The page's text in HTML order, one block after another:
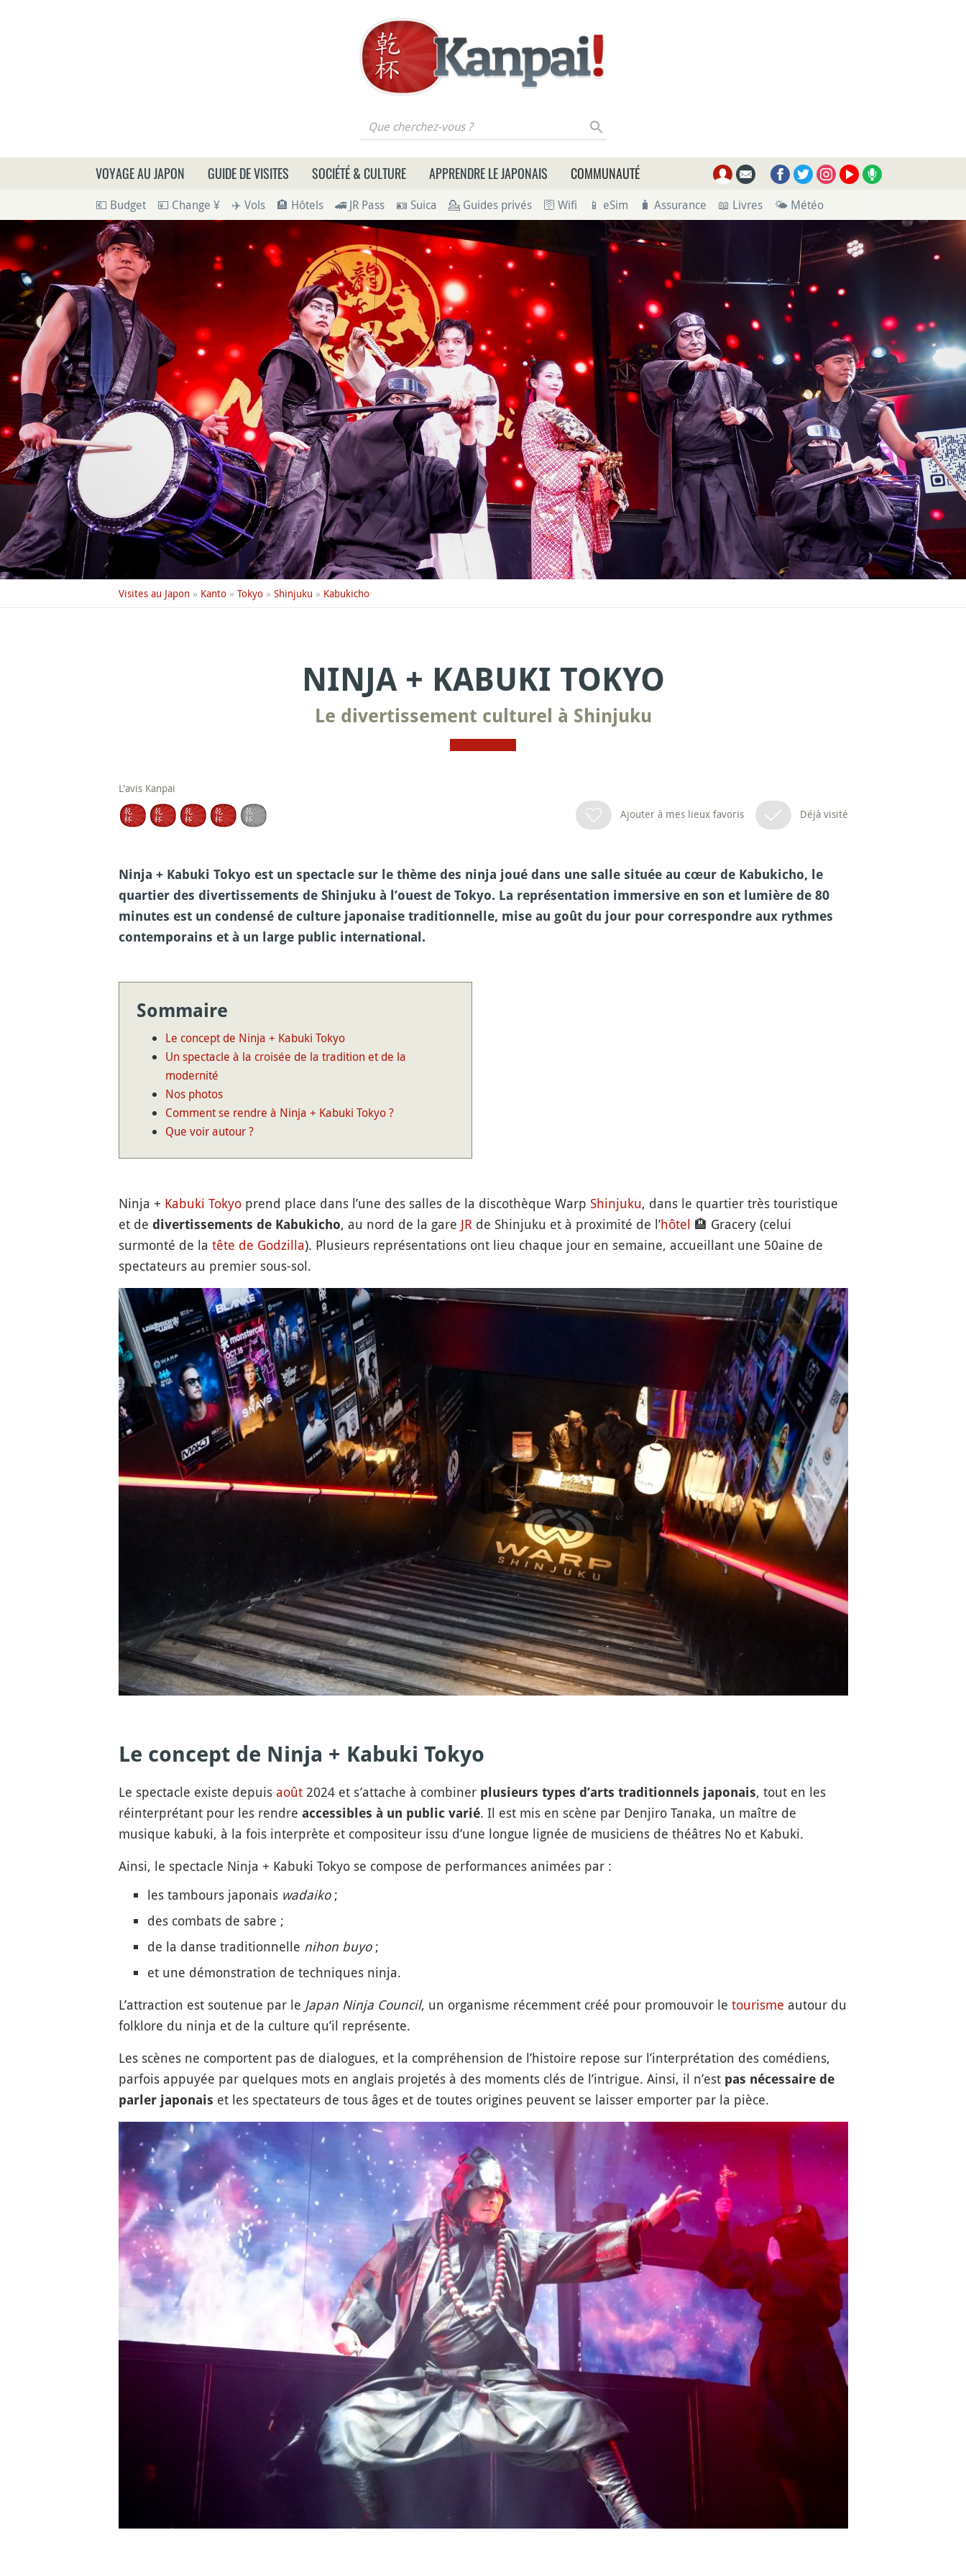
Que cherchez-vous ?
VOYAGE AU JAPON GUIDE DE VISITES SOCIÉTÉ & CULTURE APPRENDRE LE JAPONAIS COMMUNAUTÉ
💶 Budget 💴 Change ¥ ✈️ Vols 🏨 Hôtels 🚄 JR Pass 🪪 Suica 💁 Guides privés 🛜 Wifi 📱 eSim 🧳 Assurance 📖 Livres 🌤 Météo
Visites au Japon» Kanto» Tokyo» Shinjuku » Kabukicho
NINJA + KABUKI TOKYO
Le divertissement culturel à Shinjuku
L'avis Kanpai
Ajouter à mes lieux favoris
Déjà visité
Ninja + Kabuki Tokyo est un spectacle sur le thème des ninja joué dans une salle située au cœur de Kabukicho, le
quartier des divertissements de Shinjuku à l’ouest de Tokyo. La représentation immersive en son et lumière de 80
minutes est un condensé de culture japonaise traditionnelle, mise au goût du jour pour correspondre aux rythmes
contemporains et à un large public international.
Sommaire
Le concept de Ninja + Kabuki Tokyo
Un spectacle à la croisée de la tradition et de la
modernité
Nos photos
Comment se rendre à Ninja + Kabuki Tokyo ?
Que voir autour ?
Ninja + Kabuki Tokyoprend place dans l’une des salles de la discothèque Warp Shinjuku, dans le quartier très touristique
et de divertissements de Kabukicho, au nord de la gare JRde Shinjuku et à proximité de l’hôtel 🏨 Gracery (celui
surmonté de la tête de Godzilla). Plusieurs représentations ont lieu chaque jour en semaine, accueillant une 50aine de
spectateurs au premier sous-sol.
Le concept de Ninja + Kabuki Tokyo
Le spectacle existe depuis août2024 et s’attache à combiner plusieurs types d’arts traditionnels japonais, tout en les
réinterprétant pour les rendre accessibles à un public varié. Il est mis en scène par Denjiro Tanaka, un maître de
musique kabuki, à la fois interprète et compositeur issu d’une longue lignée de musiciens de théâtres No et Kabuki.
Ainsi, le spectacle Ninja + Kabuki Tokyo se compose de performances animées par :
les tambours japonais wadaiko;
des combats de sabre ;
de la danse traditionnelle nihon buyo;
et une démonstration de techniques ninja.
L’attraction est soutenue par le Japan Ninja Council, un organisme récemment créé pour promouvoir le tourisme autour du
folklore du ninja et de la culture qu’il représente.
Les scènes ne comportent pas de dialogues, et la compréhension de l’histoire repose sur l’interprétation des comédiens,
parfois appuyée par quelques mots en anglais projetés à des moments clés de l’intrigue. Ainsi, il n’est pas nécessaire de
parler japonais et les spectateurs de tous âges et de toutes origines peuvent se laisser emporter par la pièce.